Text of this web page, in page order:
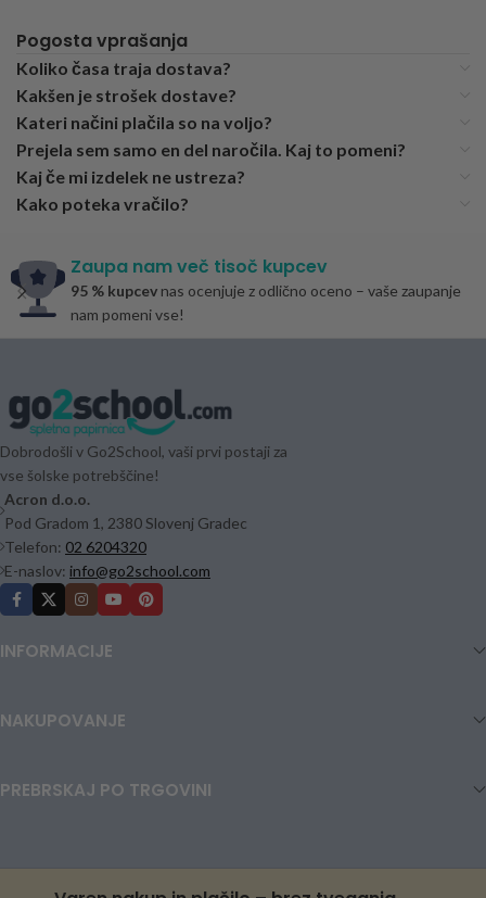
Pogosta vprašanja
Koliko časa traja dostava?
Kakšen je strošek dostave?
Kateri načini plačila so na voljo?
Prejela sem samo en del naročila. Kaj to pomeni?
Kaj če mi izdelek ne ustreza?
Kako poteka vračilo?
Zaupa nam več tisoč kupcev
95 % kupcev nas ocenjuje z odlično oceno – vaše zaupanje
nam pomeni vse!
Dobrodošli v Go2School, vaši prvi postaji za
vse šolske potrebščine!
Acron d.o.o.
Pod Gradom 1, 2380 Slovenj Gradec
Telefon: 02 6204320
E-naslov: info@go2school.com
INFORMACIJE
NAKUPOVANJE
PREBRSKAJ PO TRGOVINI